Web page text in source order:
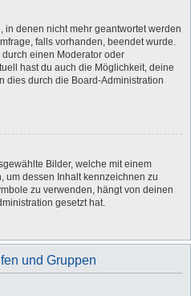
in denen nicht mehr geantwortet werden
falls vorhanden, beendet wurde.
einen Moderator oder
hast du auch die Möglichkeit, deine
dies durch die Board-Administration
Bilder, welche mit einem
um dessen Inhalt kennzeichnen zu
zu verwenden, hängt von deinen
gesetzt hat.
und Gruppen